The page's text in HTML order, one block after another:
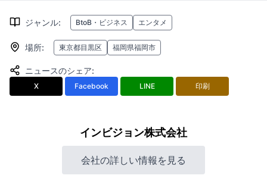
ジャンル: BtoB・ビジネス エンタメ
場所: 東京都目黒区 福岡県福岡市
ニュースのシェア:
X Facebook LINE 印刷
インビジョン株式会社
会社の詳しい情報を見る